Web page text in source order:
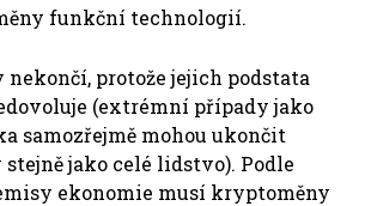
funkční technologií.
protože jejich podstata
(extrémní případy jako
samozřejmě mohou ukončit
jako celé lidstvo). Podle
ekonomie musí kryptoměny